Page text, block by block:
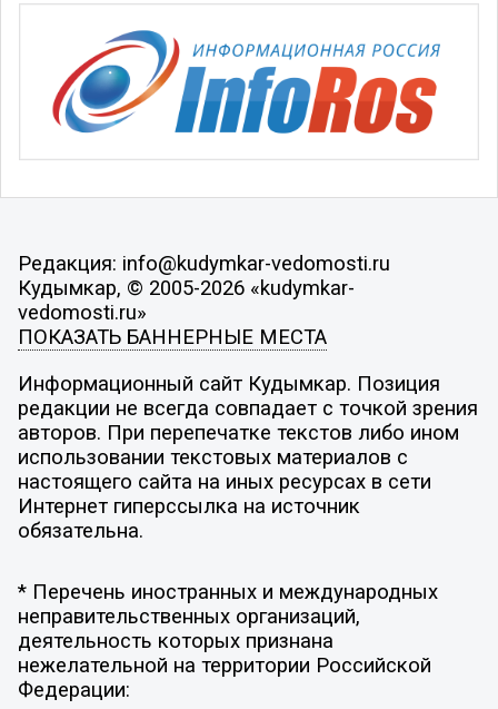
Редакция: info@kudymkar-vedomosti.ru
Кудымкар, © 2005-2026 «kudymkar-
vedomosti.ru»
ПОКАЗАТЬ БАННЕРНЫЕ МЕСТА
Информационный сайт Кудымкар. Позиция
редакции не всегда совпадает с точкой зрения
авторов. При перепечатке текстов либо ином
использовании текстовых материалов с
настоящего сайта на иных ресурсах в сети
Интернет гиперссылка на источник
обязательна.
* Перечень иностранных и международных
неправительственных организаций,
деятельность которых признана
нежелательной на территории Российской
Федерации: